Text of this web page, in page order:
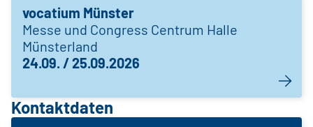
vocatium Münster
Messe und Congress Centrum Halle
Münsterland
24.09. / 25.09.2026
Kontaktdaten